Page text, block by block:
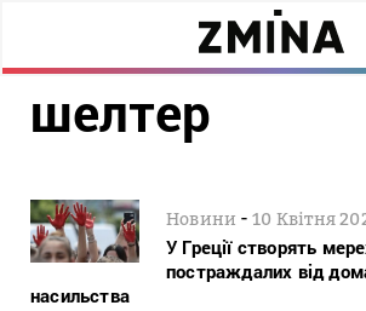
шелтер
Новини -10 Квітня
У Греції створять
постраждалих від
насильства